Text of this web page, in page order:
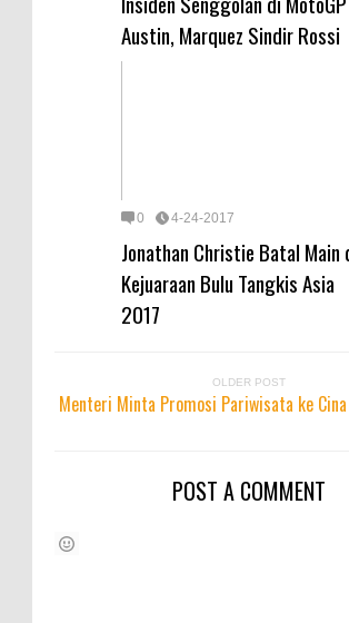
Austin, Marquez Sindir Rossi
0 4-24-2017
Jonathan Christie Batal Main
Kejuaraan Bulu Tangkis Asia
2017
OLDER POST
Menteri Minta Promosi Pariwisata ke
POST A COMMENT